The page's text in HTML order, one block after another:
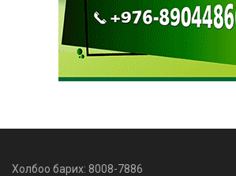
Холбоо барих: 8008-7886